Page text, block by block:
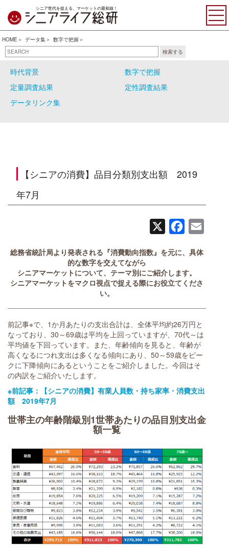
シニア世代を捉える、マーケットの最前線！
HOME データ集
数字で把握
検索する
自主調査結果
シニアの大分類
時代背景
数字で把握
定量調査結果
定性調査結果
データリンク集
【シニアの消費】品目分類別支出額 2019
年7月
Facebook
総務省統計局より発表される『消費動向指数』を元に、具体
的な数字を交えてながら
シニアマーケットについて、テーマ別にご紹介します。
シニアマーケットをマクロ視点で捉える際にお役立てくださ
い。
前記事※で、1か月あたりの支出合計は、全体平均約26万円と
なっており、30～69歳は平均を上回っていますが、70代～は
平均値を下回っています。また、年齢傾向を見ると、年齢が
高くなるにつれ支出は多くなる傾向にあり、50～59歳をピー
クに下降傾向にあるということをご紹介しました。今回はそ
の内訳をご紹介いたします。
※前記事：【シニアの消費】有業人員数・持ち家率・消費支出
額 2019年7月
世帯主の年齢階級別1世帯あたりの品目別支出金
額一覧